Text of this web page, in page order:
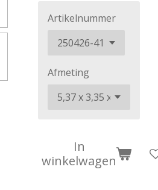
Artikelnummer
Afmeting
In
winkelwagen